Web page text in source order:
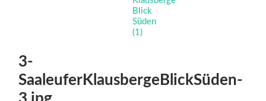
3-
SaaleuferKlausbergeBlickSüden-